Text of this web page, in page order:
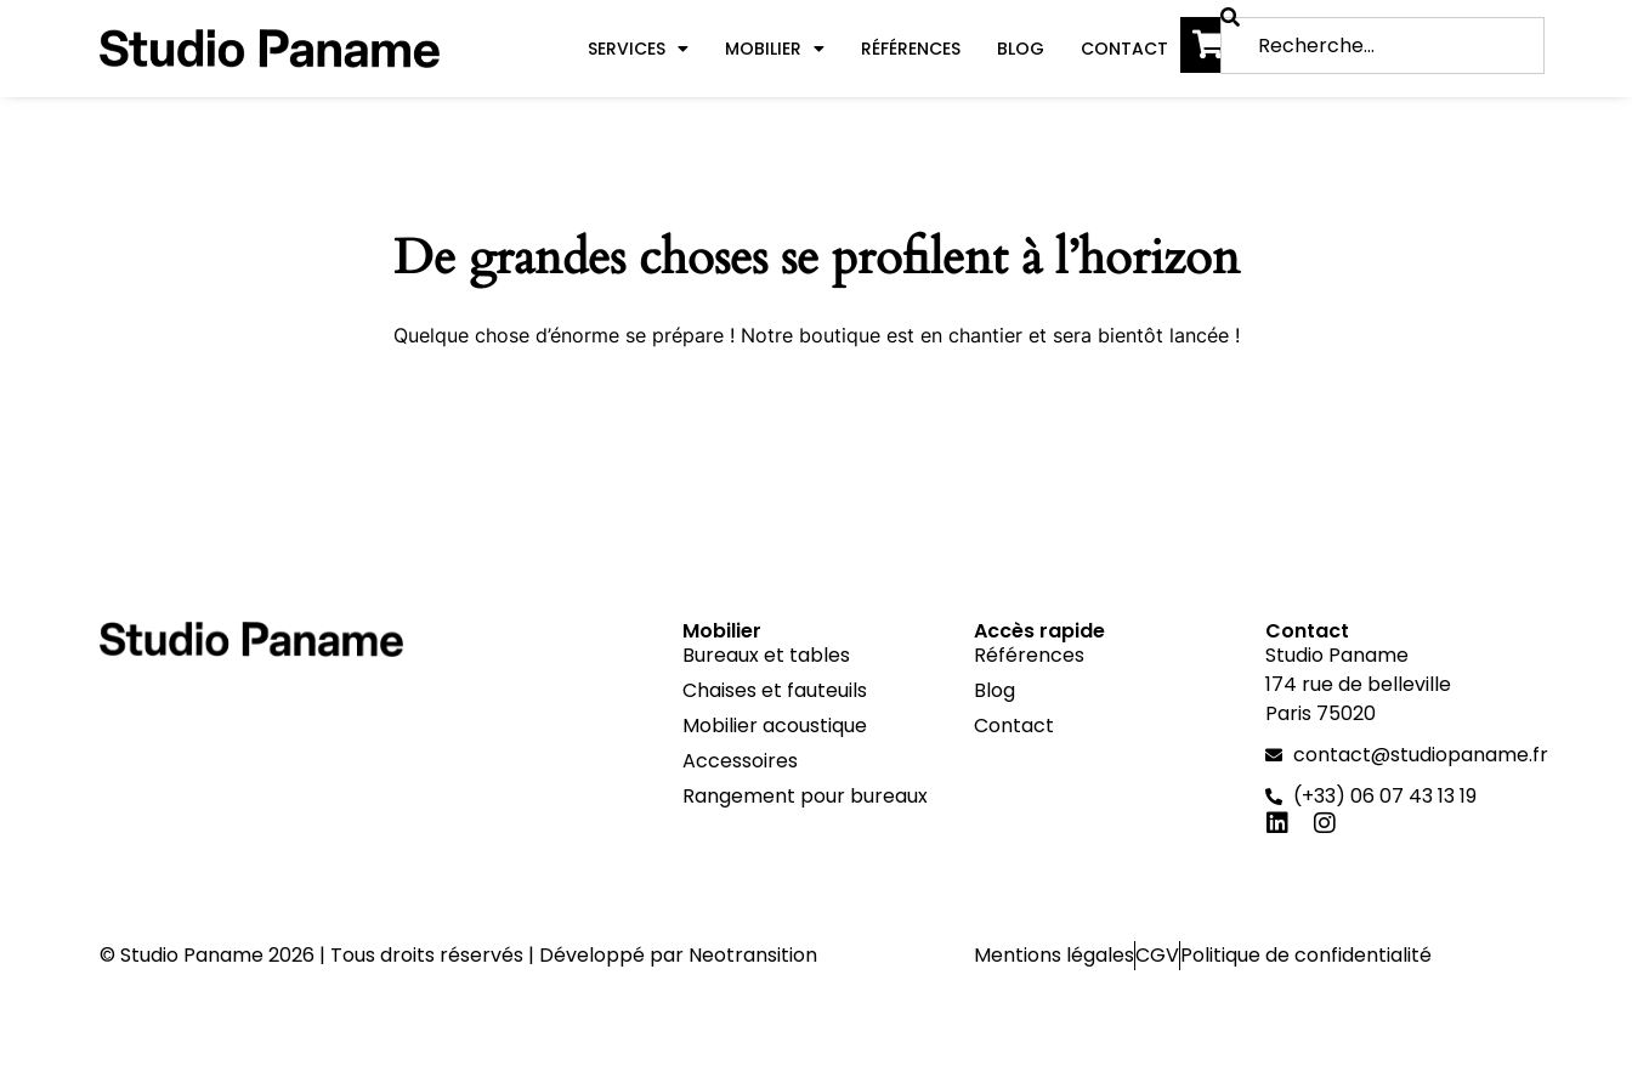
SERVICES MOBILIER RÉFÉRENCES BLOG CONTACT
De grandes choses se profilent à l’horizon
Quelque chose d’énorme se prépare ! Notre boutique est en chantier et sera bientôt lancée !
Mobilier
Bureaux et tables
Chaises et fauteuils
Mobilier acoustique
Accessoires
Rangement pour bureaux
Accès rapide
Références
Blog
Contact
Contact
Studio Paname
174 rue de belleville
Paris 75020
contact@studiopaname.fr
(+33) 06 07 43 13 19
© Studio Paname 2026 | Tous droits réservés | Développé par Neotransition Mentions légalesCGVPolitique de confidentialité